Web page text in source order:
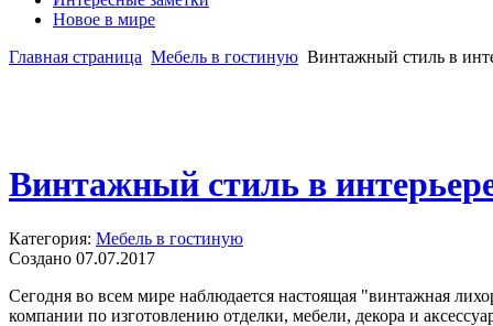
Новое в мире
Главная страница Мебель в гостиную Винтажный стиль в
Винтажный стиль в
Категория: Мебель в гостиную
Создано 07.07.2017
Сегодня во всем мире наблюдается настоящая "винтажная
компании по изготовлению отделки, мебели, декора и